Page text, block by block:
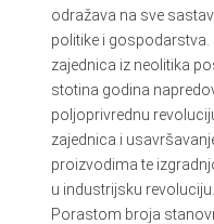
odražava na sve
politike i
zajednica iz neolitika
stotina godina
poljoprivrednu
zajednica i
proizvodima te
u industrijsku
Porastom broja